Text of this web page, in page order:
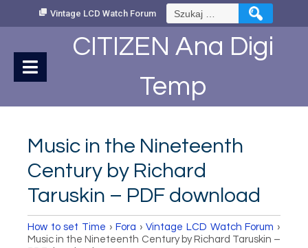
Vintage LCD Watch Forum Szukaj:
CITIZEN Ana Digi
Temp
Music in the Nineteenth
Century by Richard
Taruskin – PDF download
How to set Time › Fora › Vintage LCD Watch Forum ›
Music in the Nineteenth Century by Richard Taruskin –